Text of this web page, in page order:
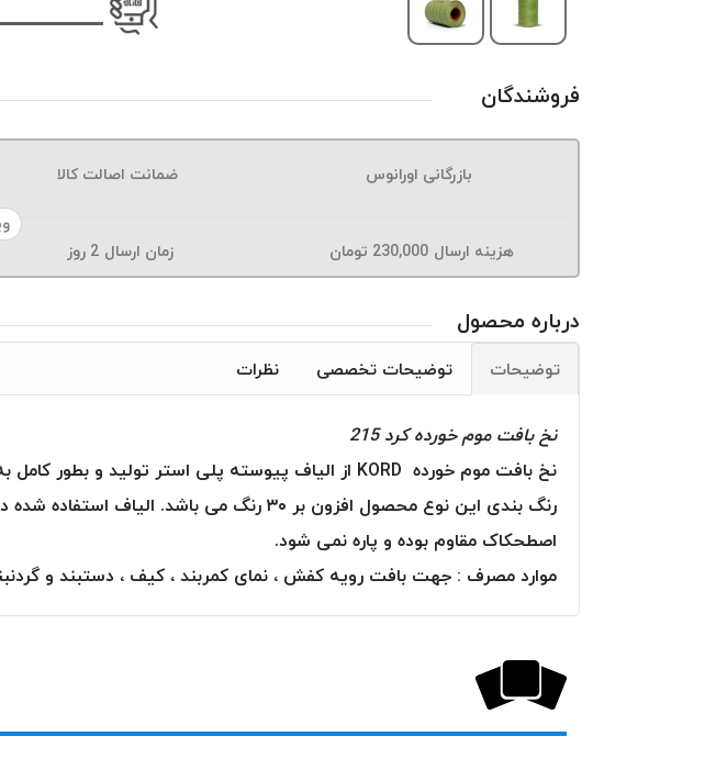
فروشندگان
بازرگانی اورانوس ضمانت اصالت کالا
هزینه ارسال 230,000 تومان زمان ارسال 2 روز
درباره محصول
توضیحات توضیحات تخصصی نظرات
نخ بافت موم خورده کرد 215
نخ بافت موم خورده KORD از الیاف پیوسته پلی استر تولید و بطور کامل به موم آغشته گردیده است.
رنگ بندی این نوع محصول افزون بر ۳۰ رنگ
اصطحکاک مقاوم بوده و پاره نمی شود.
موارد مصرف : جهت بافت رویه کفش ، نمای کمربند ، کیف ، دستبند و